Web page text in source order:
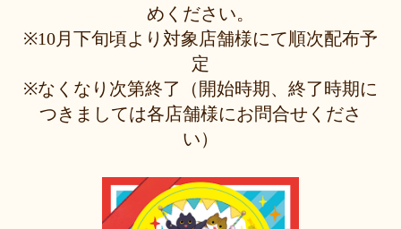
めください。
※10月下旬頃より対象店舗様にて順次配布予
定
※なくなり次第終了（開始時期、終了時期に
つきましては各店舗様にお問合せくださ
い）